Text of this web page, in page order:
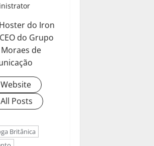
do Iron
do Grupo
de
Posts
Britânica